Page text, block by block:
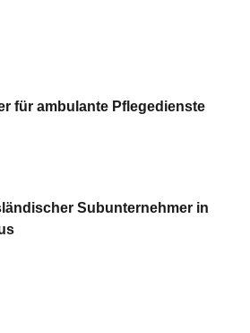
für ambulante Pflegedienste
Subunternehmer in